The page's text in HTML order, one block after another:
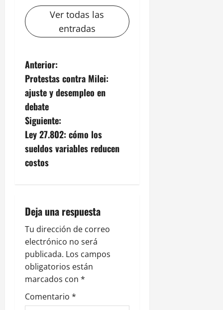
Ver todas las
entradas
N
a
v
e
g
a
i
ó
n
d
e
Anterior:
Protestas contra Milei:
ajuste y desempleo en
debate
Siguiente:
Ley 27.802: cómo los
sueldos variables reducen
costos
Deja una respuesta
Tu dirección de correo
electrónico no será
publicada. Los campos
obligatorios están
marcados con *
Comentario *